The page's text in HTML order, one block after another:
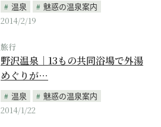
温泉
魅惑の温泉案内
2014/2/19
旅行
野沢温泉｜13もの共同浴場で外湯
めぐりが…
温泉
魅惑の温泉案内
2014/1/22